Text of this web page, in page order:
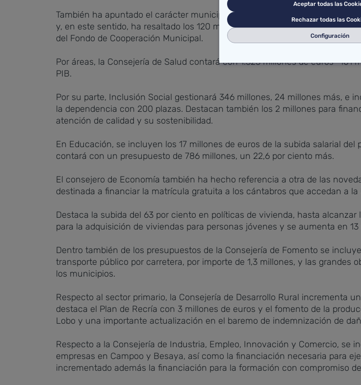
También ha apuntado el carácter municipalista de este Gobierno y de los
y, en este sentido, ha resaltado los 120 millones de euros en
del Fondo de Cooperación Municipal.
Por áreas, la Consejería de Salud contará con 1.323 millones de euros -
PIB.
Por su parte, Inclusión Social gestionará 346 millones, 24 millones más, e
la dependencia con 200 plazas. Destacan también los 2 millones para
atención de calidad y su sostenibilidad.
En Educación, se incluyen los 17 millones de euros de la subida salarial
contará con un presupuesto de 786 millones, un 22,6 por ciento más.
El consejero de Economía también ha hecho referencia a otra de las
destinada a financiar la matrícula gratuita a los cántabros que accedan a
Destaca la subida del 63 por ciento en políticas de vivienda, hasta
para la adquisición de viviendas para personas jóvenes y se aumenta en
Dentro también de los presupuestos de la Consejería de Fomento se
transporte público por carretera, por importe de 1,3 millones, y las grandes
los municipios.
Respecto al sector primario, la Consejería de Desarrollo Rural incrementa
destaca el Plan de Recría con 3 millones de euros y el fomento de la
Lobo y una importante actualización en el baremo de indemnización de
Respecto a la Consejería de Industria, Empleo, Innovación y Comercio, se
empresas en Campoo y Besaya, así como la financiación necesaria para
incrementado además la financiación para la formación con compromiso
Aceptar todas las
Rechazar todas las
Configuración